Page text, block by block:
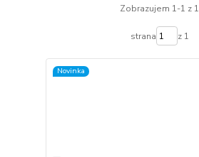
Zobrazujem 1-1 z 1
strana z 1
Novinka